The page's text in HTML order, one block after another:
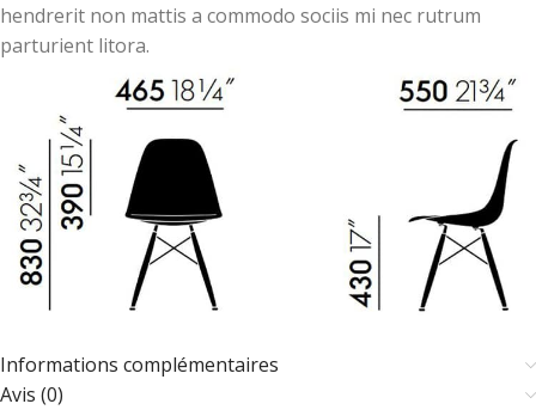
hendrerit non mattis a commodo sociis mi nec rutrum
parturient litora.
Informations complémentaires
Avis (0)